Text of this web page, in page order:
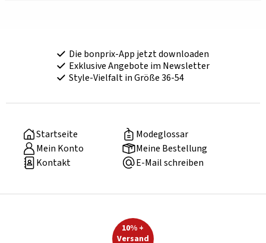
Die bonprix-App jetzt downloaden
Exklusive Angebote im Newsletter
Style-Vielfalt in Größe 36-54
Startseite
Modeglossar
Mein Konto
Meine Bestellung
Kontakt
E-Mail schreiben
10% +
Versand